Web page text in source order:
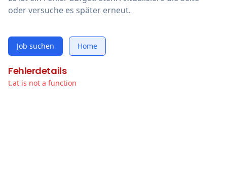
oder versuche es später erneut.
Job suchen Home
Fehlerdetails
t.at is not a function